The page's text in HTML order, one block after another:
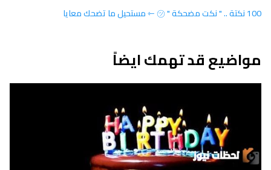
100 نكتة .. " نكت مضحكة " ㋡ ⇽ مستحيل ما تضحك معايا
مواضيع قد تهمك ايضاً